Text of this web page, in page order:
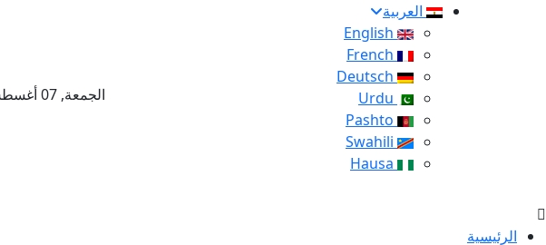
العربية
الجمعة, 07 أغسطس 2026 – 24 صفر 1448 هـ
الرئيسية